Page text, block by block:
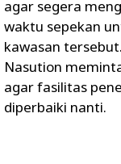
agar segera
waktu sepekan
kawasan
Nasution
agar fasilitas
diperbaiki nanti.